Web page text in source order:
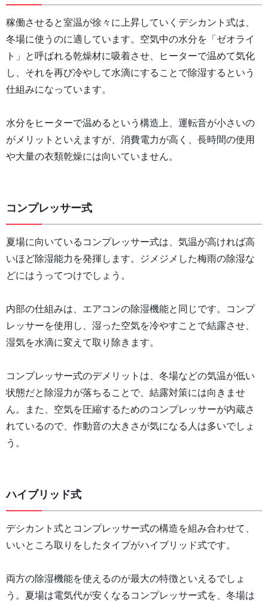
稼働させると室温が徐々に上昇していくデシカント式は、
冬場に使うのに適しています。空気中の水分を「ゼオライ
ト」と呼ばれる乾燥材に吸着させ、ヒーターで温めて気化
し、それを再び冷やして水滴にすることで除湿するという
仕組みになっています。
水分をヒーターで温めるという構造上、運転音が小さいの
がメリットといえますが、消費電力が高く、長時間の使用
や大量の衣類乾燥には向いていません。
コンプレッサー式
夏場に向いているコンプレッサー式は、気温が高ければ高
いほど除湿能力を発揮します。ジメジメした梅雨の除湿な
どにはうってつけでしょう。
内部の仕組みは、エアコンの除湿機能と同じです。コンプ
レッサーを使用し、湿った空気を冷やすことで結露させ、
湿気を水滴に変えて取り除きます。
コンプレッサー式のデメリットは、冬場などの気温が低い
状態だと除湿力が落ちることで、結露対策には向きませ
ん。また、空気を圧縮するためのコンプレッサーが内蔵さ
れているので、作動音の大きさが気になる人は多いでしょ
う。
ハイブリッド式
デシカント式とコンプレッサー式の構造を組み合わせて、
いいところ取りをしたタイプがハイブリッド式です。
両方の除湿機能を使えるのが最大の特徴といえるでしょ
う。夏場は電気代が安くなるコンプレッサー式を、冬場は